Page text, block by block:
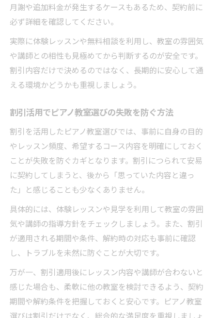
月謝や追加料金が発生するケースもあるため、契約前に
必ず詳細を確認してください。
実際に体験レッスンや無料相談を利用し、教室の雰囲気
や講師との相性も見極めてから判断するのが安全です。
割引内容だけで決めるのではなく、長期的に安心して通
える環境かどうかも重視しましょう。
割引活用でピアノ教室選びの失敗を防ぐ方法
割引を活用したピアノ教室選びでは、事前に自身の目的
やレッスン頻度、希望するコース内容を明確にしておく
ことが失敗を防ぐカギとなります。割引につられて安易
に契約してしまうと、後から「思っていた内容と違っ
た」と感じることも少なくありません。
具体的には、体験レッスンや見学を利用して教室の雰囲
気や講師の指導方針をチェックしましょう。また、割引
が適用される期間や条件、解約時の対応も事前に確認
し、トラブルを未然に防ぐことが大切です。
万が一、割引適用後にレッスン内容や講師が合わないと
感じた場合も、柔軟に他の教室を検討できるよう、契約
期間や解約条件を把握しておくと安心です。ピアノ教室
選びは割引だけでなく、総合的な満足度を重視しましょ